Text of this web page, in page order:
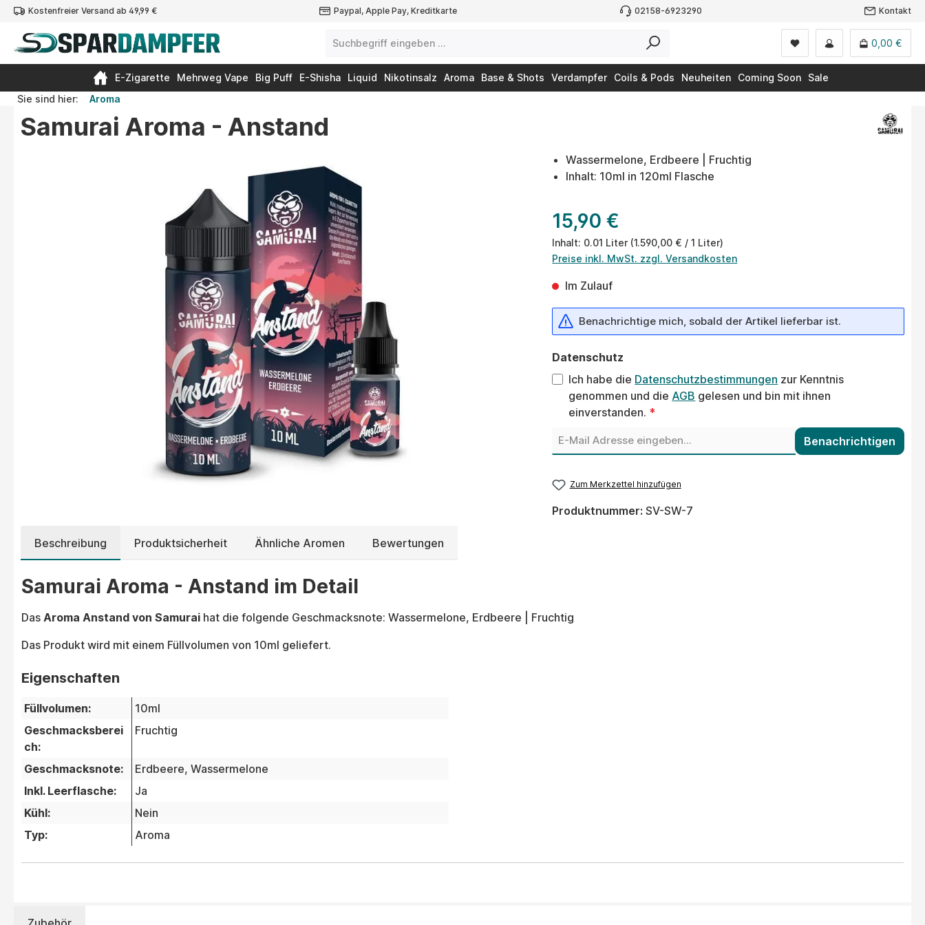
Zur Hauptnavigation springen
Kostenfreier Versand ab 49,99 € Paypal, Apple Pay, Kreditkarte 02158-6923290 Kontakt
0,00 €
E-Zigarette Mehrweg Vape Big Puff E-Shisha Liquid Nikotinsalz Aroma Base & Shots Verdampfer Coils & Pods Neuheiten Coming Soon
Sale
Sie sind hier:
Aroma
Samurai Aroma - Anstand
Wassermelone, Erdbeere | Fruchtig
Inhalt: 10ml in 120ml Flasche
15,90 €
Inhalt: 0.01 Liter (1.590,00 € / 1 Liter)
Preise inkl. MwSt. zzgl. Versandkosten
Im Zulauf
Benachrichtige mich, sobald der Artikel lieferbar ist.
Datenschutz
Ich habe die Datenschutzbestimmungen zur Kenntnis
genommen und die AGB gelesen und bin mit ihnen
einverstanden. *
Benachrichtigen
Zum Merkzettel hinzufügen
Produktnummer:SV-SW-7
Beschreibung Produktsicherheit Ähnliche Aromen Bewertungen
Samurai Aroma - Anstand im Detail
Das Aroma Anstand von Samurai hat die folgende Geschmacksnote: Wassermelone, Erdbeere | Fruchtig
Das Produkt wird mit einem Füllvolumen von 10ml geliefert.
Eigenschaften
Füllvolumen:
10ml
Geschmacksberei
ch:
Fruchtig
Geschmacksnote: Erdbeere, Wassermelone
Inkl. Leerflasche:
Ja
Kühl:
Nein
Typ:
Aroma